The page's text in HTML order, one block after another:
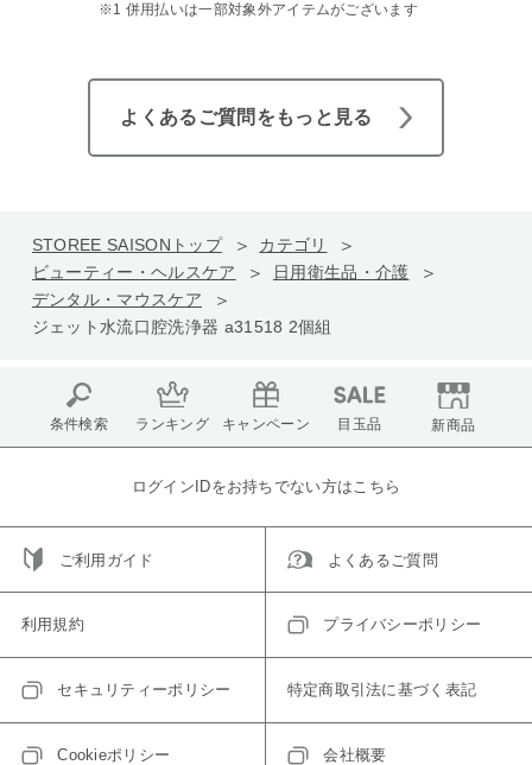
※1 併用払いは一部対象外アイテムがございます
よくあるご質問をもっと見る
STOREE SAISONトップ
カテゴリ
ビューティー・ヘルスケア
日用衛生品・介護
デンタル・マウスケア
ジェット水流口腔洗浄器 a31518 2個組
条件検索 ランキング キャンペーン 目玉品 新商品
ログインIDをお持ちでない方はこちら
ご利用ガイド よくあるご質問
利用規約 プライバシーポリシー
セキュリティーポリシー 特定商取引法に基づく表記
Cookieポリシー 会社概要